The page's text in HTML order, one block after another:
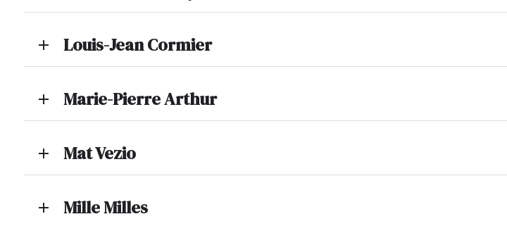
add Louis-Jean Cormier
add Marie-Pierre Arthur
add Mat Vezio
add Mille Milles